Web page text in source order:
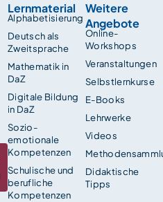
Lernmaterial
Alphabetisierung
Deutsch als
Zweitsprache
Mathematik in
DaZ
Digitale Bildung
in DaZ
Sozio-
emotionale
Kompetenzen
Schulische und
berufliche
Kompetenzen
Weitere
Angebote
Online-
Workshops
Veranstaltungen
Selbstlernkurse
E-Books
Lehrwerke
Videos
Didaktische
Tipps